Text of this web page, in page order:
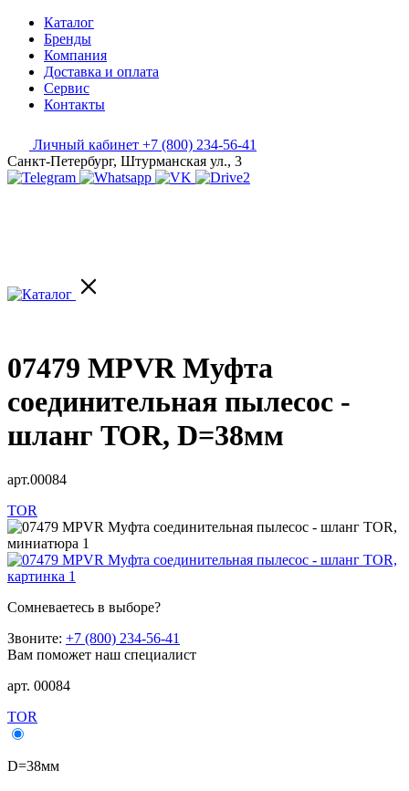
Каталог
Бренды
Компания
Доставка и оплата
Сервис
Контакты
Личный кабинет +7 (800) 234-56-41
Санкт-Петербург, Штурманская ул., 3
07479 MPVR Муфта
соединительная пылесос -
шланг TOR, D=38мм
арт.00084
TOR
Сомневаетесь в выборе?
Звоните: +7 (800) 234-56-41
Вам поможет наш специалист
арт. 00084
TOR
D=38мм